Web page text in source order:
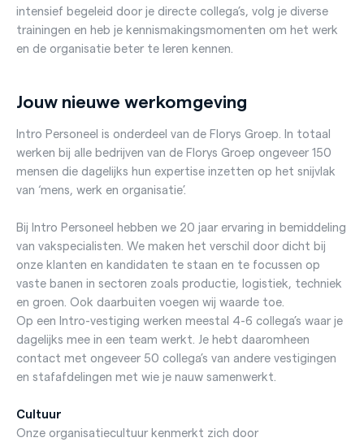
intensief begeleid door je directe collega’s, volg je diverse
trainingen en heb je kennismakingsmomenten om het werk
en de organisatie beter te leren kennen.
Jouw nieuwe werkomgeving
Intro Personeel is onderdeel van de Florys Groep. In totaal
werken bij alle bedrijven van de Florys Groep ongeveer 150
mensen die dagelijks hun expertise inzetten op het snijvlak
van ‘mens, werk en organisatie’.
Bij Intro Personeel hebben we 20 jaar ervaring in bemiddeling
van vakspecialisten. We maken het verschil door dicht bij
onze klanten en kandidaten te staan en te focussen op
vaste banen in sectoren zoals productie, logistiek, techniek
en groen. Ook daarbuiten voegen wij waarde toe.
Op een Intro-vestiging werken meestal 4-6 collega’s waar je
dagelijks mee in een team werkt. Je hebt daaromheen
contact met ongeveer 50 collega’s van andere vestigingen
en stafafdelingen met wie je nauw samenwerkt.
Cultuur
Onze organisatiecultuur kenmerkt zich door